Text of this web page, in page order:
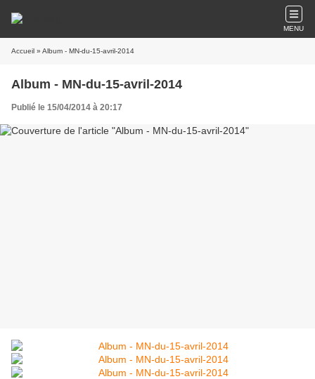
MENU
Accueil » Album - MN-du-15-avril-2014
Album - MN-du-15-avril-2014
Publié le 15/04/2014 à 20:17